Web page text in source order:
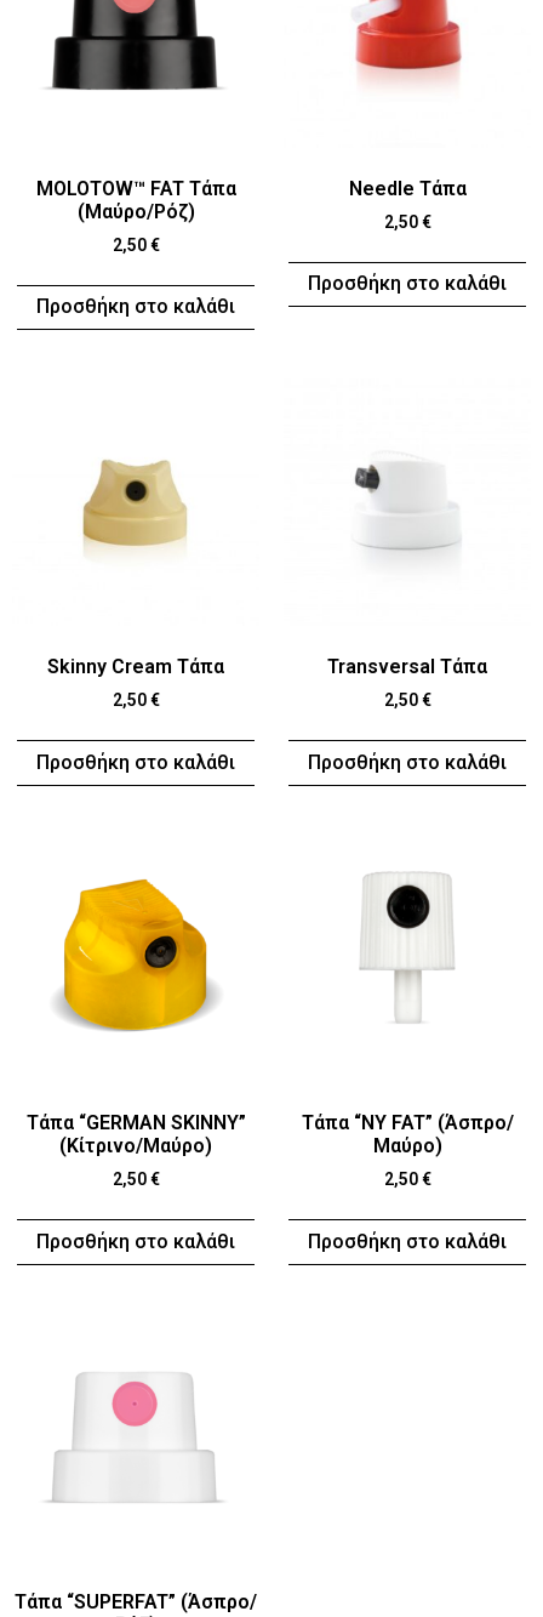
MOLOTOW™ FAT Τάπα
(Μαύρο/Ρόζ)
2,50€
Προσθήκη στο καλάθι
Needle Τάπα
2,50€
Προσθήκη στο καλάθι
Skinny Cream Τάπα
2,50€
Προσθήκη στο καλάθι
Transversal Τάπα
2,50€
Προσθήκη στο καλάθι
Τάπα “GERMAN SKINNY”
(Κίτρινο/Μαύρο)
2,50€
Προσθήκη στο καλάθι
Τάπα “NY FAT” (Άσπρο/
Μαύρο)
2,50€
Προσθήκη στο καλάθι
Τάπα “SUPERFAT” (Άσπρο/